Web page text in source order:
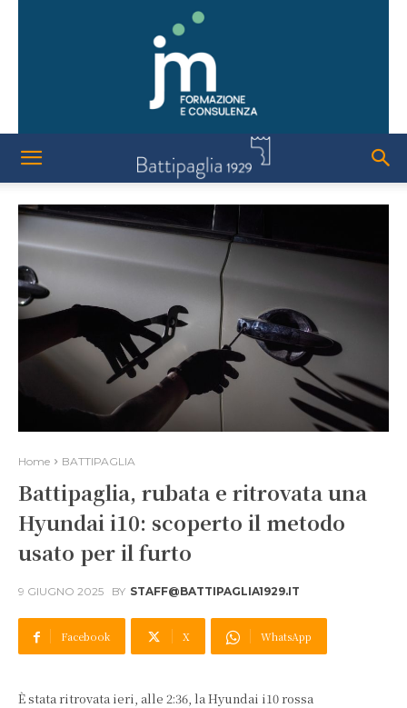
Home BATTIPAGLIA
Battipaglia, rubata e ritrovata una
Hyundai i10: scoperto il metodo
usato per il furto
9 GIUGNO 2025 BY STAFF@BATTIPAGLIA1929.IT
Facebook X WhatsApp
È stata ritrovata ieri, alle 2:36, la Hyundai i10 rossa